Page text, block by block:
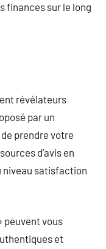
finances sur le long
révélateurs
par un
prendre votre
d’avis en
niveau satisfaction
peuvent vous
et